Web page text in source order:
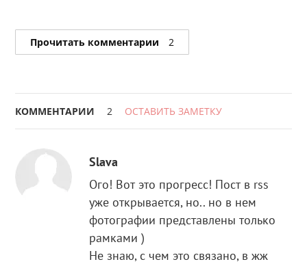
Прочитать комментарии 2
КОММЕНТАРИИ 2 ОСТАВИТЬ ЗАМЕТКУ
Slava
Ого! Вот это прогресс! Пост в rss
уже открывается, но.. но в нем
фотографии представлены только
рамками )
Не знаю, с чем это связано, в жж